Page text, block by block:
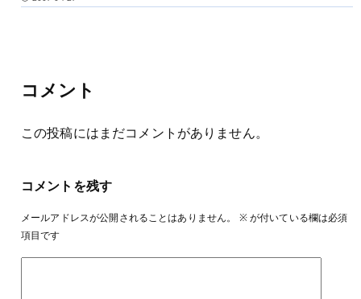
コメント
この投稿にはまだコメントがありません。
コメントを残す
メールアドレスが公開されることはありません。 ※が付いている欄は必須
項目です